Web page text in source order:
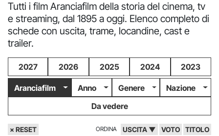
Tutti i film Aranciafilm della storia del cinema, tv
e streaming, dal 1895 a oggi. Elenco completo di
schede con uscita, trame, locandine, cast e
trailer.
2027 2026 2025 2024 2023
Aranciafilm Anno Genere
Nazione
Da vedere
× RESET ORDINA USCITA ▼ VOTO TITOLO